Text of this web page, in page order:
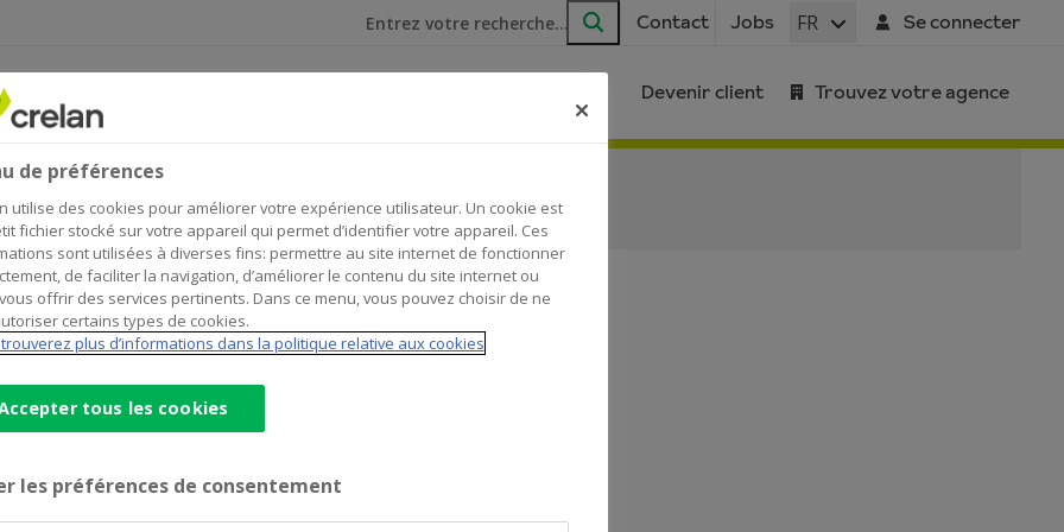
Je cherche
Rechercher
Contact Jobs FR Se connecter
investir Devenir client Trouvez votre agence
placement
les opérations de placement.
de préférences
utilise des cookies pour améliorer votre expérience utilisateur. Un cookie est
fichier stocké sur votre appareil qui permet d’identifier votre appareil. Ces
sont utilisées à diverses fins: permettre au site internet de fonctionner
de faciliter la navigation, d’améliorer le contenu du site internet ou
offrir des services pertinents. Dans ce menu, vous pouvez choisir de ne
certains types de cookies.
plus d’informations dans la politique relative aux cookies
tous les cookies
les préférences de consentement